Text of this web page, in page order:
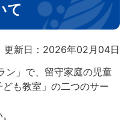
て
更新日：2026年02月04日
ン」で、留守家庭の児童
も教室」の二つのサー